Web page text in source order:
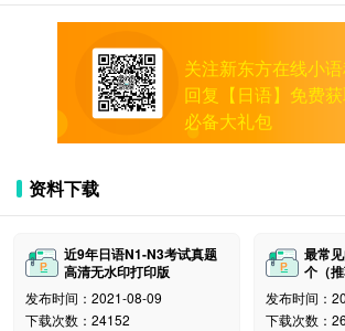
关注新东方在线小
回复【日语】免费
必备大礼包
资料下载
近9年日语N1-N3考试真题
高清无水印打印版
发布时间：2021-08-09
下载次数：24152
最常
个（推
发布时间：
下载次数：